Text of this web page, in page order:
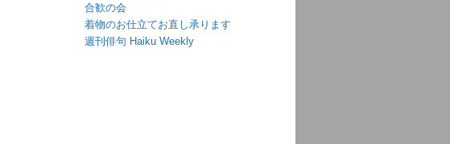
合歓の会
着物のお仕立てお直し承ります
週刊俳句 Haiku Weekly